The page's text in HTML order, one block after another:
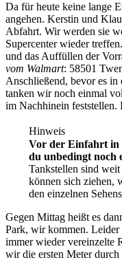
Da für heute keine lange
angehen. Kerstin und
Abfahrt. Wir werden sie
Supercenter wieder
und das Auffüllen der
vom Walmart: 58501
Anschließend, bevor es in
tanken wir noch einmal
im Nachhinein feststellen.
Hinweis
Vor der Einfahrt in
du unbedingt noch
Tankstellen sind
können sich ziehen,
den einzelnen
Gegen Mittag heißt es
Park, wir kommen. Leider
immer wieder vereinzelte
wir die ersten Meter durch